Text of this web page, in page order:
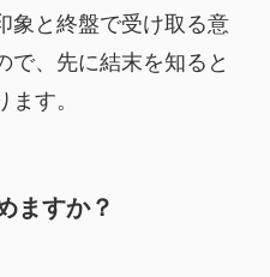
象と終盤で受け取る意
で、先に結末を知ると
す。
ますか？